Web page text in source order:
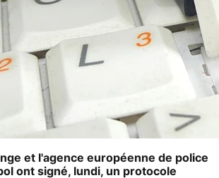
et l'agence européenne de police
ont signé, lundi, un protocole